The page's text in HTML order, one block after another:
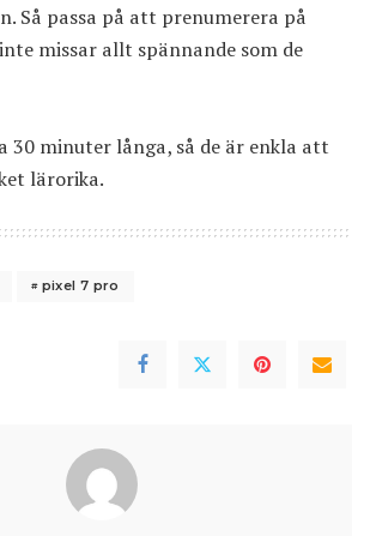
Så passa på att prenumerera på
missar allt spännande som de
30 minuter långa, så de är enkla att
lärorika.
pixel 7 pro